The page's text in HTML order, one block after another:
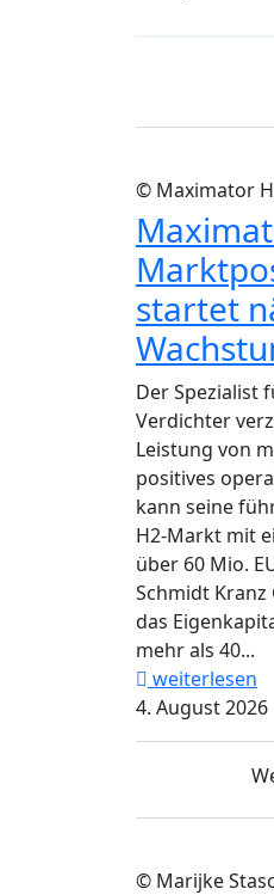
© Maximator
startet
Der Spezialist
Verdichter
Leistung von
positives
kann seine
H2-Markt mit
über 60 Mio.
Schmidt Kranz
das
mehr als 40...
weiterlesen
4. August 2026
© Marijke